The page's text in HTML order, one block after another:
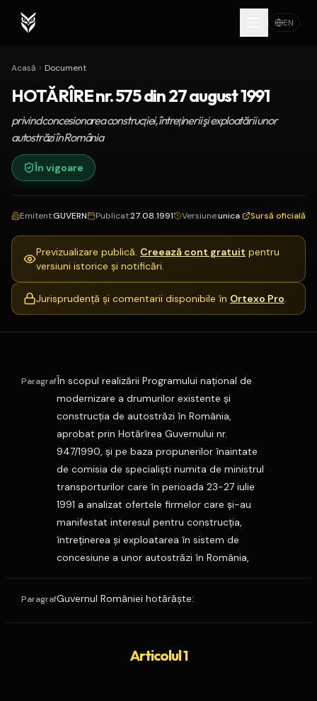
EN
Acasă Document
HOTĂRÎRE nr. 575 din 27 august 1991
privind concesionarea construcţiei, întreţinerii şi exploatării unor
autostrăzi în România
În vigoare
Emitent:GUVERN Publicat:27.08.1991 Versiune:unica Sursă oficială
Previzualizare publică. Creează cont gratuit pentru
versiuni istorice și notificări.
Jurisprudență și comentarii disponibile în Ortexo Pro.
ParagrafÎn scopul realizării Programului naţional de
modernizare a drumurilor existente şi
construcţia de autostrăzi în România,
aprobat prin Hotărîrea Guvernului nr.
947/1990, şi pe baza propunerilor înaintate
de comisia de specialişti numita de ministrul
transporturilor care în perioada 23-27 iulie
1991 a analizat ofertele firmelor care şi-au
manifestat interesul pentru construcţia,
întreţinerea şi exploatarea în sistem de
concesiune a unor autostrăzi în România,
ParagrafGuvernul României hotărăşte:
Articolul 1